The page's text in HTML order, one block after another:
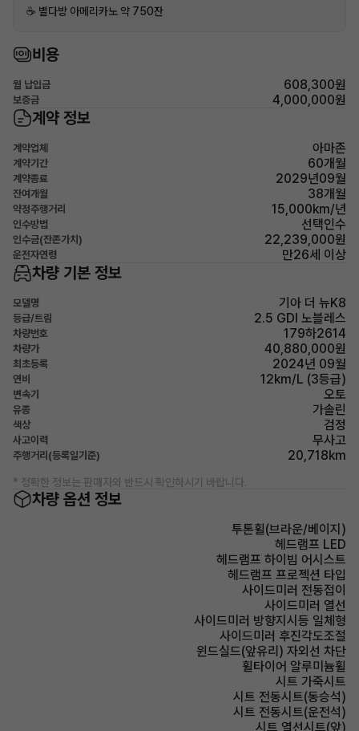
☕️ 별다방 아메리카노 약 750잔
비용
월 납입금 608,300원
보증금 4,000,000원
계약 정보
계약업체 아마존
계약기간 60개월
계약종료 2029년09월
잔여개월 38개월
약정주행거리 15,000km/년
인수방법 선택인수
인수금(잔존가치) 22,239,000원
운전자연령 만26세 이상
차량 기본 정보
모델명 기아 더 뉴K8
등급/트림 2.5 GDI 노블레스
차량번호 179하2614
차량가 40,880,000원
최초등록 2024년 09월
연비 12km/L (3등급)
변속기 오토
유종 가솔린
색상 검정
사고이력 무사고
주행거리(등록일기준) 20,718km
* 정확한 정보는 판매자와 반드시 확인하시기 바랍니다.
차량 옵션 정보
투톤휠(브라운/베이지)
헤드램프 LED
헤드램프 하이빔 어시스트
헤드램프 프로젝션 타입
사이드미러 전동접이
사이드미러 열선
사이드미러 방향지시등 일체형
사이드미러 후진각도조절
윈드실드(앞유리) 자외선 차단
휠타이어 알루미늄휠
시트 가죽시트
시트 전동시트(동승석)
시트 전동시트(운전석)
시트 열선시트(앞)